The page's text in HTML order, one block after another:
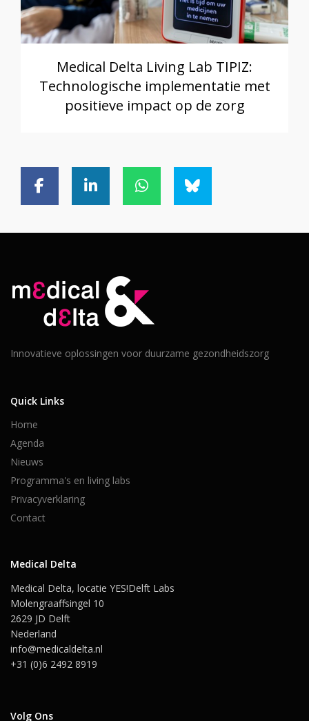
Medical Delta Living Lab TIPIZ:
Technologische implementatie met
positieve impact op de zorg
Innovatieve oplossingen voor duurzame gezondheidszorg
Quick Links
Home
Agenda
Nieuws
Programma's en living labs
Privacyverklaring
Contact
Medical Delta
Medical Delta, locatie YES!Delft Labs
Molengraaffsingel 10
2629 JD Delft
Nederland
info@medicaldelta.nl
+31 (0)6 2492 8919
Volg Ons